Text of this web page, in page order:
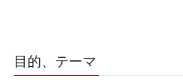
目的、テーマ